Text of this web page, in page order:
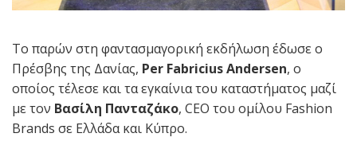
Το παρών στη φαντασμαγορική εκδήλωση έδωσε ο
Πρέσβης της Δανίας, Per FabriciusAndersen, ο
οποίος τέλεσε και τα εγκαίνια του καταστήματος μαζί
με τον Βασίλη Πανταζάκο, CEO του ομίλου Fashion
Brands σε Ελλάδα και Κύπρο.